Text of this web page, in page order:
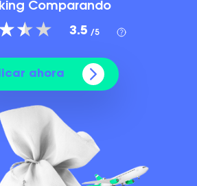
Comparando
3.5 /5
ahora